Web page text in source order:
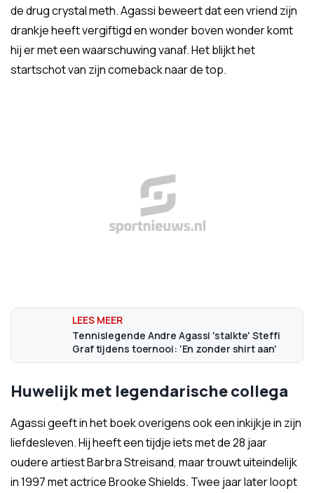
de drug crystal meth. Agassi beweert dat een vriend zijn
drankje heeft vergiftigd en wonder boven wonder komt
hij er met een waarschuwing vanaf. Het blijkt het
startschot van zijn comeback naar de top.
Tennislegende Andre Agassi 'stalkte' Steffi
Graf tijdens toernooi: 'En zonder shirt aan'
Huwelijk met legendarische collega
Agassi geeft in het boek overigens ook een inkijkje in zijn
liefdesleven. Hij heeft een tijdje iets met de 28 jaar
oudere artiest Barbra Streisand, maar trouwt uiteindelijk
in 1997 met actrice Brooke Shields. Twee jaar later loopt